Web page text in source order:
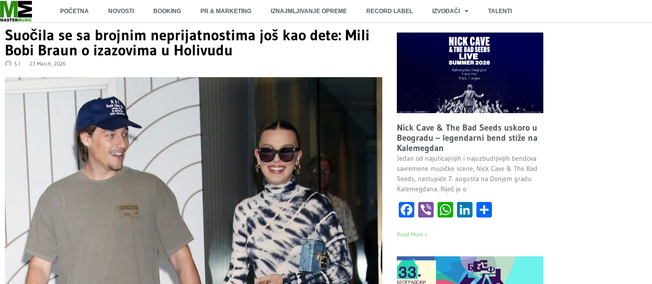
POČETNA NOVOSTI BOOKING PR & MARKETING IZNAJMLJIVANJE OPREME RECORD LABEL IZVOĐAČI TALENTI
Suočila se sa brojnim neprijatnostima još kao dete: Mili
Bobi Braun o izazovima u Holivudu
S J 23 March, 2026
Nick Cave & The Bad Seeds uskoro u
Beogradu – legendarni bend stiže na
Kalemegdan
Jedan od najuticajnijih i najuzbudljivijih bendova
savremene muzičke scene, Nick Cave & The Bad
Seeds, nastupiće 7. augusta na Donjem gradu
Kalemegdana. Riječ je o
Facebook
ViberWhatsApp
LinkedIn
Read More »